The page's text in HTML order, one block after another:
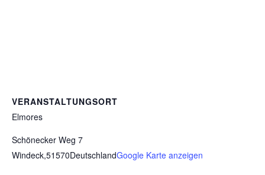
VERANSTALTUNGSORT
Elmores
Schönecker Weg 7
Windeck,51570DeutschlandGoogle Karte anzeigen